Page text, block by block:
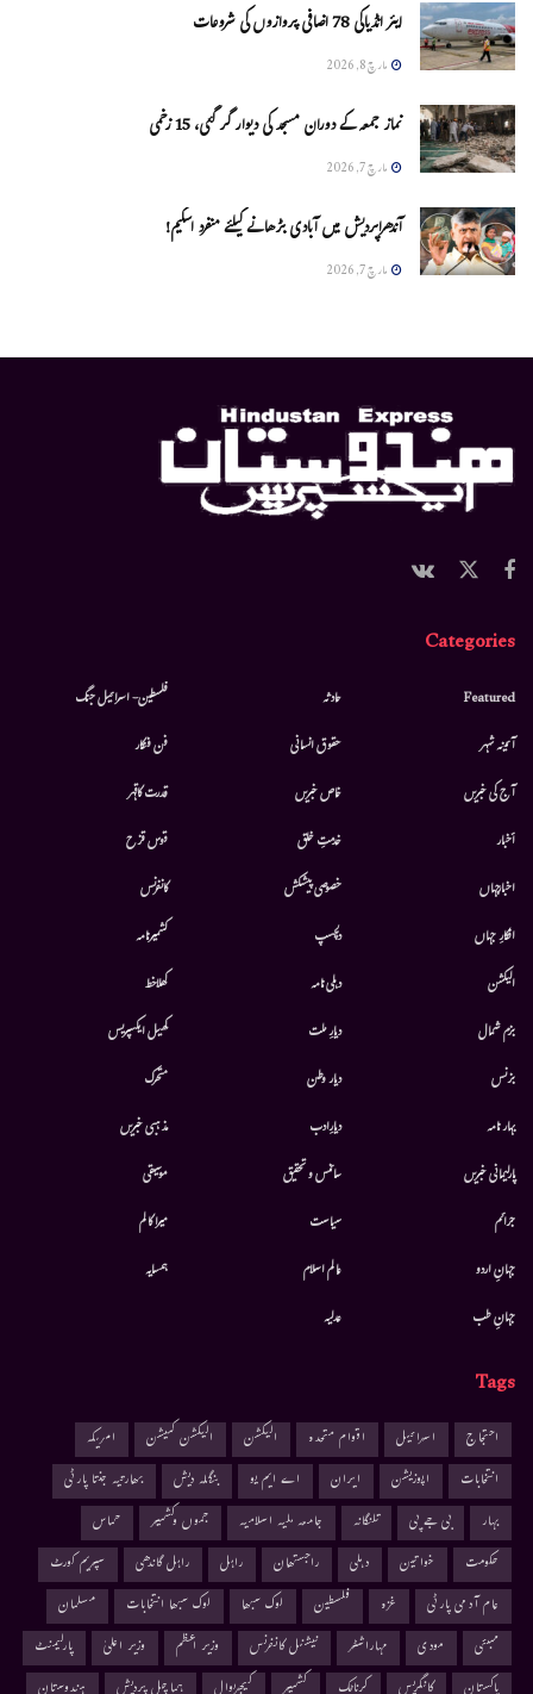
ایئر انڈیاکی 78 اضافی پروازوں کی شروعات
مارچ 8, 2026
نماز جمعہ کے دوران مسجد کی دیوار گر گئی، 15 زخمی
مارچ 7, 2026
آندھراپردیش میں آبادی بڑھانے کیلئے منفرد اسکیم!
مارچ 7, 2026
Categories
Featured
آئینہ شہر
آج کی خبریں
أخبار
اخبارجہاں
افکارِ جہاں
الیکشن
بزم شمال
بزنس
بہار نامہ
پارلیمانی خبریں
جرائم
جہانِ اردو
جہانِ طب
حادثہ
حقوق انسانی
خاص خبریں
خدمتِ خلق
خصوصی پیشکش
دلچسپ
دہلی نامہ
دیارِ ملت
دیار وطن
دیارِادب
سائنس و تحقیق
سیاست
عالم اسلام
عدلیہ
فلسطین- اسرائیل جنگ
فن فنکار
قدرت کاقہر
قوس قزح
کانفرنس
کشمیرنامہ
کھلاخط
کھیل ایکسپریس
متحرك
مذہبی خبریں
موسيقى
میرا کالم
ہمسایہ
Tags
احتجاج اسرائیل اقوام متحدہ الیکشن الیکشن کمیشن
امریکہ
انتخابات
اپوزیشن ایران اے ایم یو بنگلہ دیش
بھارتیہ جنتا پارٹی
بہار
بی جے پی تلنگانہ جامعہ ملیہ اسلامیہ جموں وکشمیر
حماس
حکومت
خواتین دہلی راجستھان راہل راہل گاندھی
سپریم کورٹ
عام آدمی پارٹی
غزہ فلسطین لوک سبھا لوک سبھا انتخابات
مسلمان
ممبئی
مودی مہاراشٹر نیشنل کانفرنس وزیر اعظم وزیر اعلیٰ
پارلیمنٹ